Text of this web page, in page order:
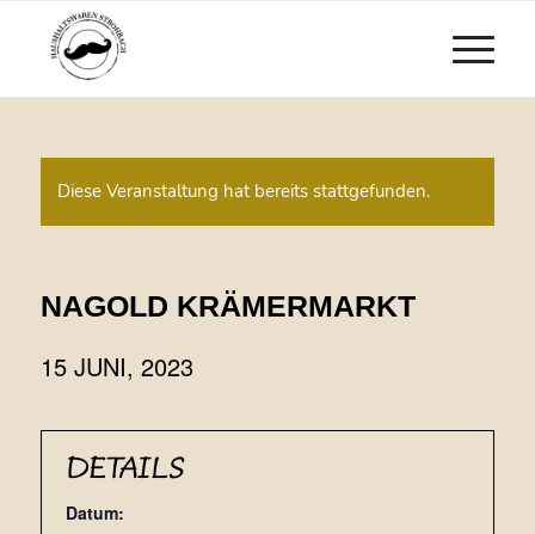
Diese Veranstaltung hat bereits stattgefunden.
NAGOLD KRÄMERMARKT
15 JUNI, 2023
DETAILS
Datum: